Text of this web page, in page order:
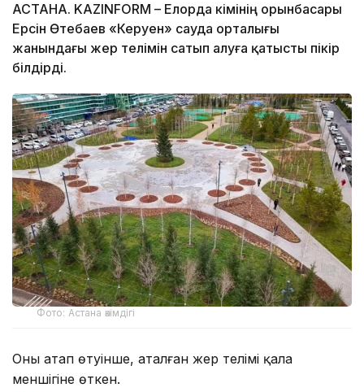
АСТАНА. KAZINFORM – Елорда әкімінің орынбасары
Ерсін Өтебаев «Керуен» сауда орталығы
жанындағы жер телімін сатып алуға қатысты пікір
білдірді.
Фото: Астана әкімдігі
Оның атап өтуінше, аталған жер телімі қала
меншігіне өткен.